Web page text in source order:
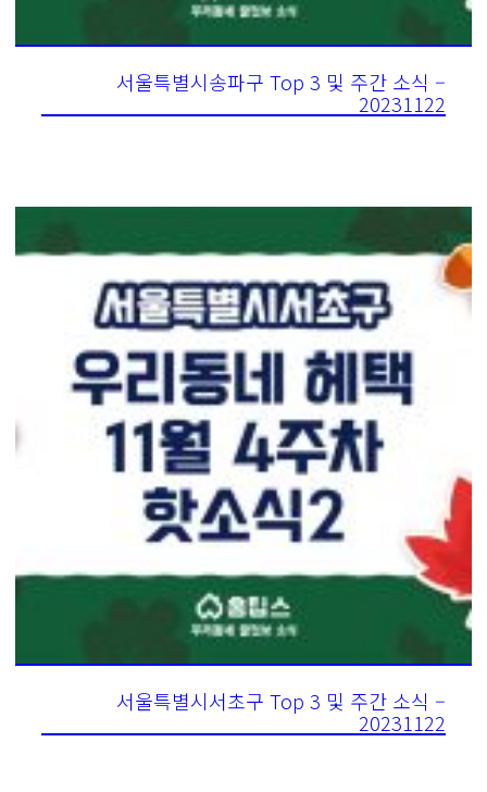
서울특별시송파구 Top 3 및 주간 소식 –
20231122
서울특별시서초구 Top 3 및 주간 소식 –
20231122